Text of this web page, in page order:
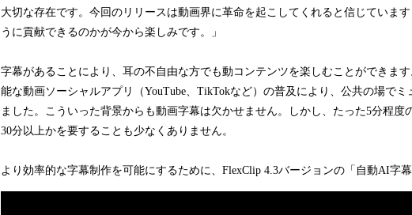
大切な存在です。今回のリリースは動画界に革命を起こしてくれると信じていま
うに貢献できるのかが今から楽しみです。」
字幕があることにより、耳の不自由な方でも動コンテンツを楽しむことができま
能な動画ソーシャルアプリ（YouTube、TikTokなど）の普及により、公共の場でミ
ました。こういった背景からも動画字幕は欠かせません。しかし、たった5分程度
30分以上かを要することも少なくありません。
より効率的な字幕制作を可能にするために、FlexClip 4.3バージョンの「自動AI字